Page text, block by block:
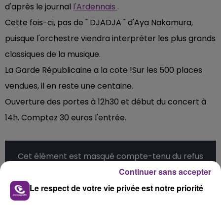
d'après le journal l'Ardennais .
Cette fois-ci, pas de " DJADJA " d'Aya Nakamura,
puisque l'orchestre viendra interpréter les plus grands
classiques de la musique.
La Garde Républicaine a la cote !Sur les 500 places
vendues, il en reste une centaine.
Ouverture des portes à 12h30 et début du concert à
14h. Comptez 30 euros l'entrée.
Cet élément est masqué compte-tenu du refus
du dépôt de cookies que vous avez exprimé. Si
vous souhaitez l'afficher, merci de nous donner
votre accord en cliquant sur le bouton ci-
Le respect de votre vie privée est notre priorité
Continuer sans accepter